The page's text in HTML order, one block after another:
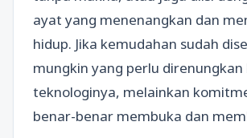
ayat yang menenangkan dan
hidup. Jika kemudahan sudah
mungkin yang perlu direnungkan
teknologinya, melainkan
benar-benar membuka dan